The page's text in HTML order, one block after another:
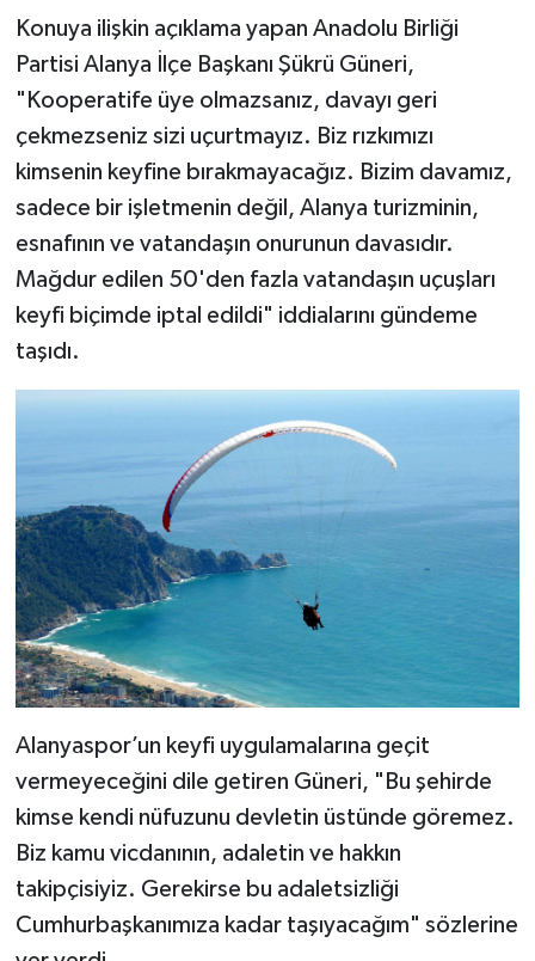
Konuya ilişkin açıklama yapan Anadolu Birliği
Partisi Alanya İlçe Başkanı Şükrü Güneri,
"Kooperatife üye olmazsanız, davayı geri
çekmezseniz sizi uçurtmayız. Biz rızkımızı
kimsenin keyfine bırakmayacağız. Bizim davamız,
sadece bir işletmenin değil, Alanya turizminin,
esnafının ve vatandaşın onurunun davasıdır.
Mağdur edilen 50'den fazla vatandaşın uçuşları
keyfi biçimde iptal edildi" iddialarını gündeme
taşıdı.
Alanyaspor’un keyfi uygulamalarına geçit
vermeyeceğini dile getiren Güneri, "Bu şehirde
kimse kendi nüfuzunu devletin üstünde göremez.
Biz kamu vicdanının, adaletin ve hakkın
takipçisiyiz. Gerekirse bu adaletsizliği
Cumhurbaşkanımıza kadar taşıyacağım" sözlerine